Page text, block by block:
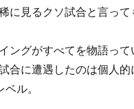
に見るクソ試合と言って
ングがすべてを物語って
合に遭遇したのは個人
ル。